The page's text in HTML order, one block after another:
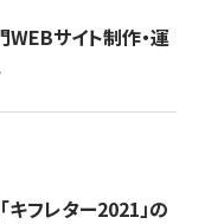
WEBサイト制作・運
フレター2021」の